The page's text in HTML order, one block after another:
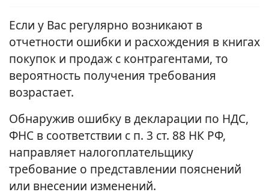
Если у Вас регулярно возникают в
отчетности ошибки и расхождения в книгах
покупок и продаж с контрагентами, то
вероятность получения требования
возрастает.
Обнаружив ошибку в декларации по НДС,
ФНС в соответствии с п. 3 ст. 88 НК РФ,
направляет налогоплательщику
требование о представлении пояснений
или внесении изменений.